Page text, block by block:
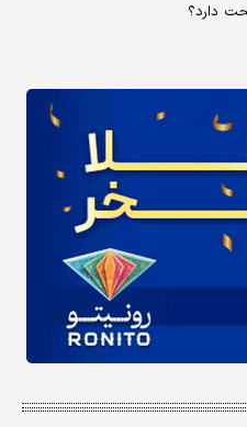
دارد؟